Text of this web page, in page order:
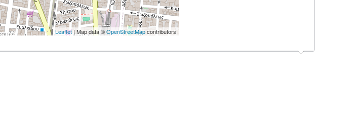
Leaflet| Map data ©OpenStreetMapcontributors